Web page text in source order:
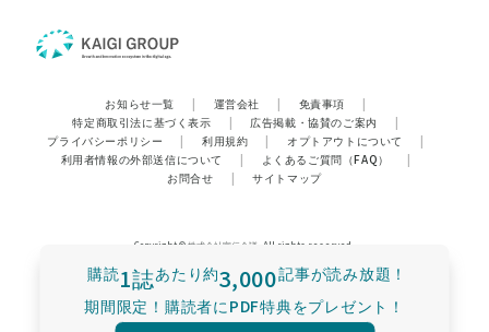
購読1誌あたり約3,000記事が読み放題！
期間限定！購読者にPDF特典をプレゼント！
お知らせ一覧 | 運営会社 | 免責事項
|
特定商取引法に基づく表示
| 広告掲載・協賛のご案内
|
プライバシーポリシー
| 利用規約 | オプトアウトについて
|
利用者情報の外部送信について
| よくあるご質問（FAQ）
|
お問合せ
| サイトマップ
Copyright © 株式会社宣伝会議. All rights reserved.